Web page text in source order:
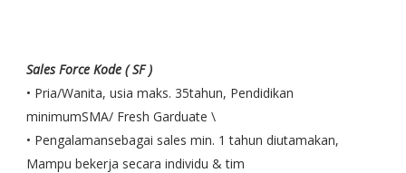
Sales Force Kode ( SF )
• Pria/Wanita, usia maks. 35tahun, Pendidikan
minimumSMA/ Fresh Garduate \
• Pengalamansebagai sales min. 1 tahun diutamakan,
Mampu bekerja secara individu & tim